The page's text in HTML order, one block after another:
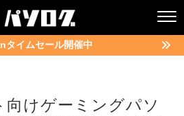
タイムセール開催中
けゲーミングパソ